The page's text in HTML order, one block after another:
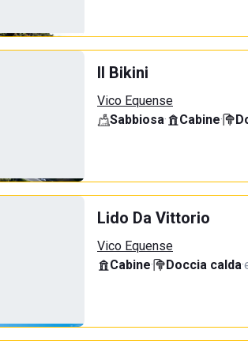
Il Bikini
Vico Equense
Sabbiosa· Cabine·
Lido Da Vittorio
Vico Equense
Cabine· Doccia calda·